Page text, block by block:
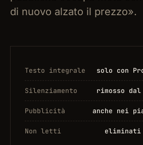
di nuovo alzato il prezzo».
Testo integrale solo con
Silenziamento rimosso
Pubblicità anche nei
Non letti eliminati